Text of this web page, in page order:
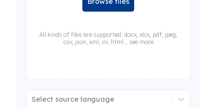
All kinds of files are supported: docx, xlsx, pdf, jpeg,
csv, json, xml, ini, html... see more
Select source language